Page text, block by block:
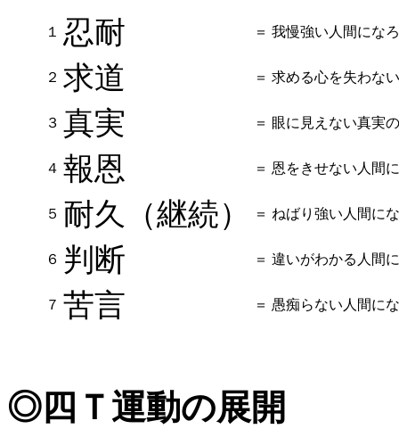
１ 忍耐 ＝ 我慢強い人間にな
２ 求道 ＝ 求める心を失わな
３ 真実 ＝ 眼に見えない真実
４ 報恩 ＝ 恩をきせない人間
５ 耐久（継続） ＝ ねばり強い人間に
６ 判断 ＝ 違いがわかる人間
７ 苦言 ＝ 愚痴らない人間に
◎四Ｔ運動の展開